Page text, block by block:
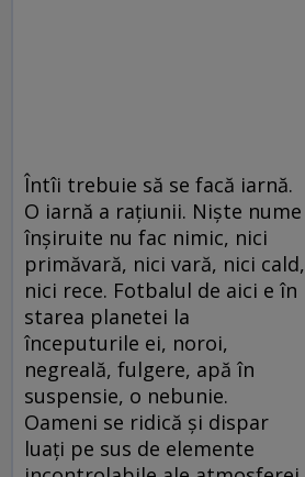
Întîi trebuie să se facă iarnă.
O iarnă a raţiunii. Nişte nume
înşiruite nu fac nimic, nici
primăvară, nici vară, nici cald,
nici rece. Fotbalul de aici e în
starea planetei la
începuturile ei, noroi,
negreală, fulgere, apă în
suspensie, o nebunie.
Oameni se ridică şi dispar
luaţi pe sus de elemente